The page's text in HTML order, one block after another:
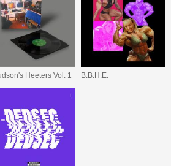
Heeters Vol. 1 B.B.H.E.